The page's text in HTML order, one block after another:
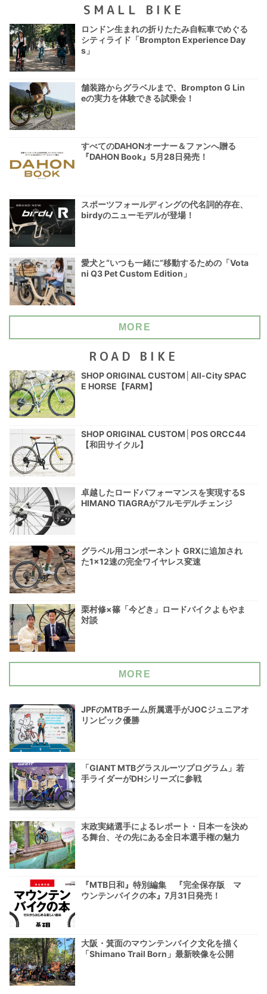
SMALL BIKE
ロンドン生まれの折りたたみ自転車でめぐる
シティライド「Brompton Experience Day
s」
舗装路からグラベルまで、Brompton G Lin
eの実力を体験できる試乗会！
すべてのDAHONオーナー＆ファンへ贈る
『DAHON Book』5月28日発売！
スポーツフォールディングの代名詞的存在、
birdyのニューモデルが登場！
愛犬と“いつも一緒に”移動するための「Vota
ni Q3 Pet Custom Edition」
MORE
ROAD BIKE
SHOP ORIGINAL CUSTOM│All-City SPAC
E HORSE【FARM】
SHOP ORIGINAL CUSTOM│POS ORCC44
【和田サイクル】
卓越したロードパフォーマンスを実現するS
HIMANO TIAGRAがフルモデルチェンジ
グラベル用コンポーネント GRXに追加され
た1×12速の完全ワイヤレス変速
栗村修×篠「今どき」ロードバイクよもやま
対談
MORE
JPFのMTBチーム所属選手がJOCジュニアオ
リンピック優勝
「GIANT MTBグラスルーツプログラム」若
手ライダーがDHシリーズに参戦
末政実緒選手によるレポート・日本一を決め
る舞台、その先にある全日本選手権の魅力
『MTB日和』特別編集 『完全保存版 マ
ウンテンバイクの本』7月31日発売！
大阪・箕面のマウンテンバイク文化を描く
「Shimano Trail Born」最新映像を公開